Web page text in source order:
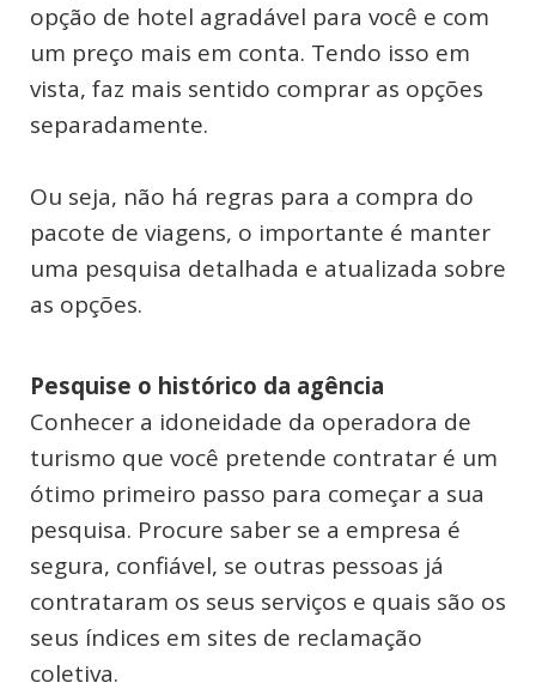
opção de hotel agradável para você e com
um preço mais em conta. Tendo isso em
vista, faz mais sentido comprar as opções
separadamente.
Ou seja, não há regras para a compra do
pacote de viagens, o importante é manter
uma pesquisa detalhada e atualizada sobre
as opções.
Pesquise o histórico da agência
Conhecer a idoneidade da operadora de
turismo que você pretende contratar é um
ótimo primeiro passo para começar a sua
pesquisa. Procure saber se a empresa é
segura, confiável, se outras pessoas já
contrataram os seus serviços e quais são os
seus índices em sites de reclamação
coletiva.